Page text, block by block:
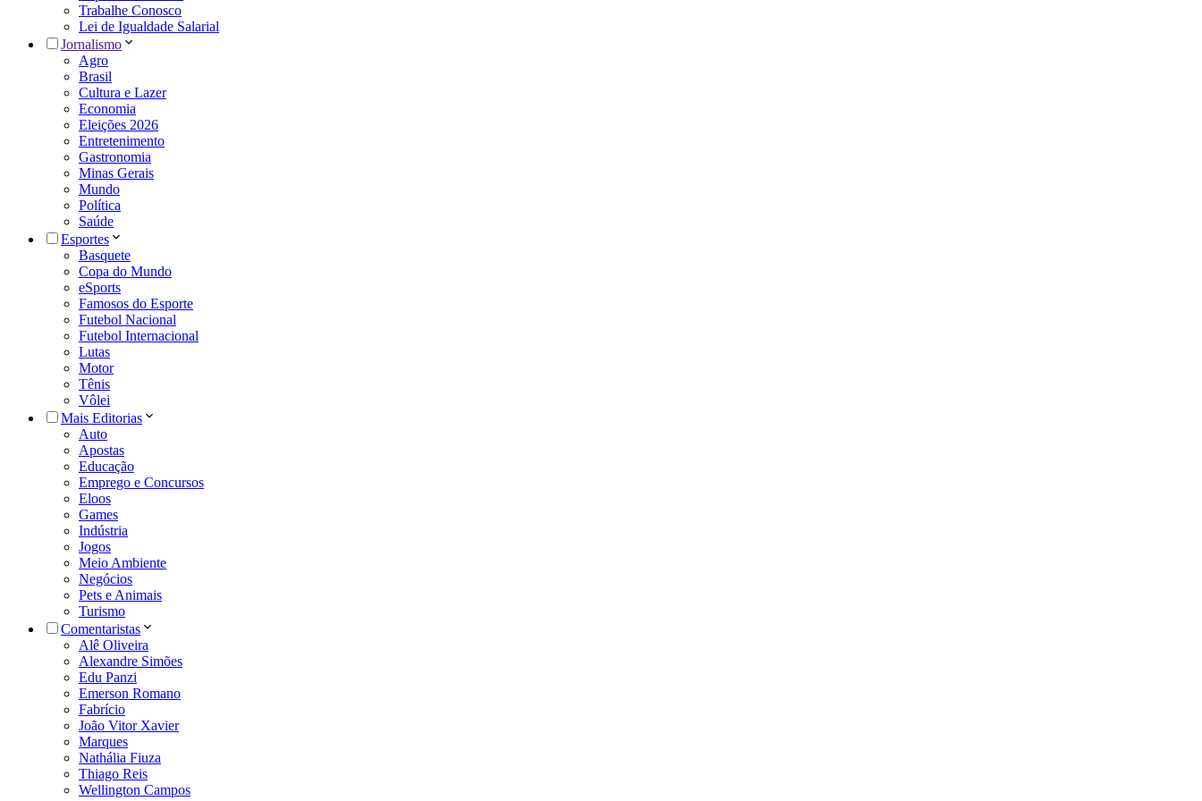
Trabalhe Conosco
Lei de Igualdade Salarial
Jornalismo
Agro
Brasil
Cultura e Lazer
Economia
Eleições 2026
Entretenimento
Gastronomia
Minas Gerais
Mundo
Política
Saúde
Esportes
Basquete
Copa do Mundo
eSports
Famosos do Esporte
Futebol Nacional
Futebol Internacional
Lutas
Motor
Tênis
Vôlei
Mais Editorias
Auto
Apostas
Educação
Emprego e Concursos
Eloos
Games
Indústria
Jogos
Meio Ambiente
Negócios
Pets e Animais
Turismo
Comentaristas
Alê Oliveira
Alexandre Simões
Edu Panzi
Emerson Romano
Fabrício
João Vitor Xavier
Marques
Nathália Fiuza
Thiago Reis
Wellington Campos